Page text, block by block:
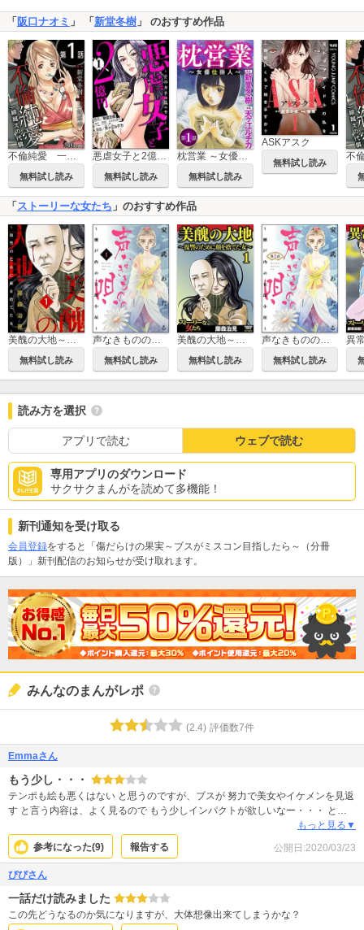
「 阪口ナオミ 」 「 新堂冬樹 」 のおすすめ作品
不倫純愛 一線越えの代償（分冊版）
無料試し読み
悪虐女子と2億円 ～そのカネは私のモノ～
無料試し読み
枕営業 ～女優仕掛人～（分冊版）
無料試し読み
ASKアスク
無料試し読み
「 ストーリーな女たち 」のおすすめ作品
美醜の大地～復讐のために顔を捨てた女～（分冊版）
無料試し読み
声なきものの唄～瀬戸内の女郎小屋～
無料試し読み
美醜の大地～復讐のために顔を捨てた女～
無料試し読み
声なきものの唄～瀬戸内の女郎小屋～（分冊版）
無料試し読み
異
読み方を選択
アプリで読む ウェブで読む
専用アプリのダウンロード
サクサクまんがを読めて多機能！
新刊通知を受け取る
会員登録をすると「傷だらけの果実～ブスがミスコン目指したら～（分冊
版）」新刊配信のお知らせが受け取れます。
みんなのまんがレポ
(2.4) 評価数7件
Emmaさん
もう少し・・・
テンポも絵も悪くはない と思うのですが、ブスが 努力で美女やイケメンを見返
す と言う内容は、よく見るので もう少しインパクトが欲しいなー・・・ と思
もっと見る▼
参考になった(9) 報告する 公開日:2020/03/23
ぴぴさん
一話だけ読みました
この先どうなるのか気になりますが、大体想像出来てしまうかな？